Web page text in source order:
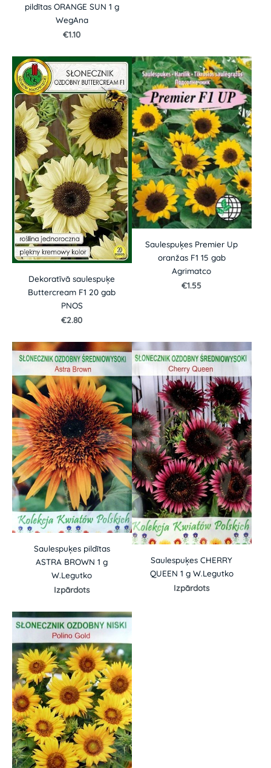
pildītas ORANGE SUN 1 g
WegAna
€1.10
Dekoratīvā saulespuķe
Buttercream F1 20 gab
PNOS
€2.80
Saulespuķes Premier Up
oranžas F1 15 gab
Agrimatco
€1.55
Saulespuķes pildītas
ASTRA BROWN 1 g
W.Legutko
Izpārdots
Saulespuķes CHERRY
QUEEN 1 g W.Legutko
Izpārdots